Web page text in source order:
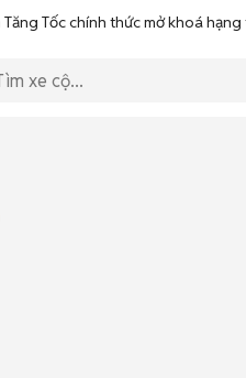
Tốc chính thức mở khoá